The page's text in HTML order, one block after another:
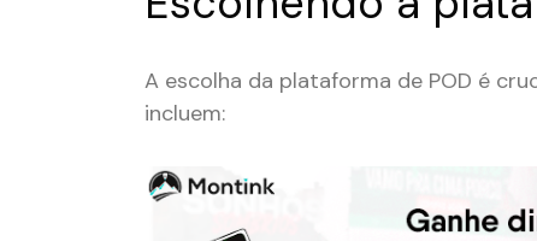
A escolha da plataforma de POD é
incluem: